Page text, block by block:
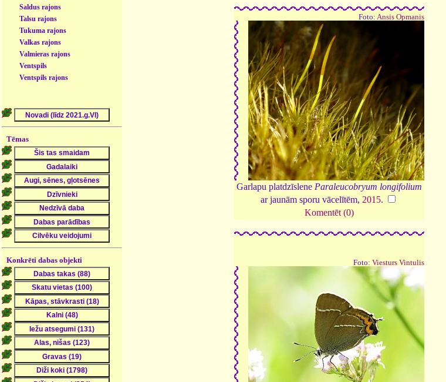
Saldus rajons
Talsu rajons
Tukuma rajons
Valkas rajons
Valmieras rajons
Ventspils
Ventspils rajons
Tēmas
Konkrēti dabas objekti
Foto: Ansis Opmanis
Garlapu platdzīslene Paraleucobryum longifolium
ar jaunām sporu vācelītēm, 2015.
Komentēt (0)
Foto: Viesturs Vintulis